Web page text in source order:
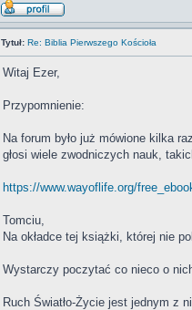
Tytuł: Re: Biblia Pierwszego Kościoła
Witaj Ezer,
Przypomnienie:
Na forum było już mówione kilka
głosi wiele zwodniczych nauk,
https://www.wayoflife.org/
Tomciu,
Na okładce tej książki, której nie
Wystarczy poczytać co nieco o
Ruch Światło-Życie jest jednym z